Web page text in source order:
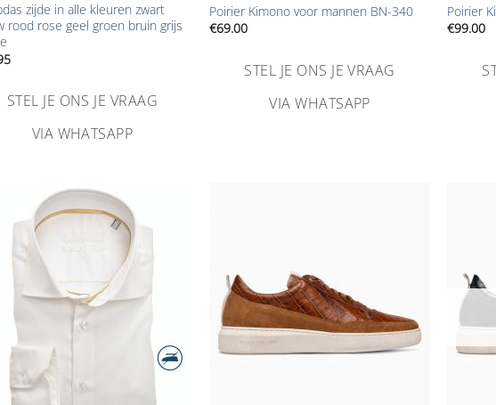
zijde in alle kleuren zwart
rood rose geel groen bruin grijs
STEL JE ONS JE VRAAG
VIA WHATSAPP
Poirier Kimono voor mannen BN-340
€69.00
STEL JE ONS JE VRAAG
VIA WHATSAPP
Poirier
€99.00
Aan
verlanglijst
toevoegen